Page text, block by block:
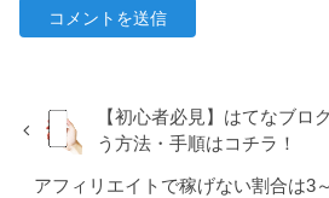
【初心者必見】はてなブロ
う方法・手順はコチラ！
アフィリエイトで稼げない割合は3